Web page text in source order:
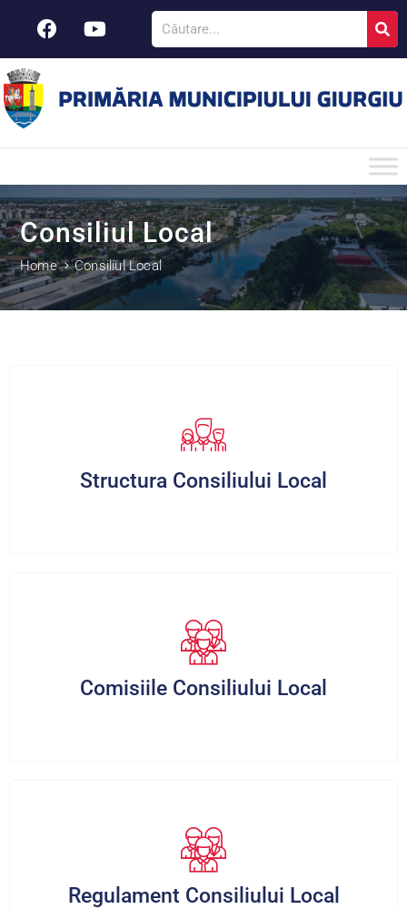
Consiliul Local
Home Consiliul Local
Structura Consiliului Local
Comisiile Consiliului Local
Regulament Consiliului Local